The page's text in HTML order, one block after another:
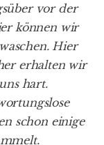
vor der
können wir
Hier
erhalten wir
hart.
schon einige